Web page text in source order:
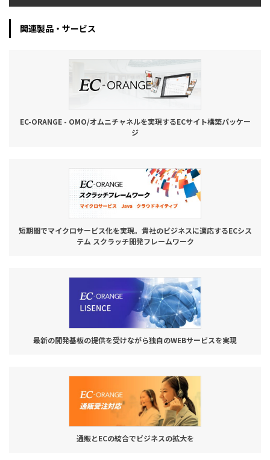
関連製品・サービス
EC-ORANGE - OMO/オムニチャネルを実現するECサイト構築パッケー
ジ
短期間でマイクロサービス化を実現。貴社のビジネスに適応するECシス
テム スクラッチ開発フレームワーク
最新の開発基板の提供を受けながら独自のWEBサービスを実現
通販とECの統合でビジネスの拡大を